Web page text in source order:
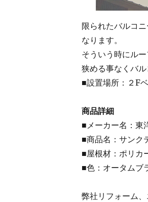
限られたバルコ
なります。
そういう時にル
狭める事なくバ
■設置場所：２F
商品詳細
■メーカー名：東
■商品名：サンク
■屋根材：ポリカ
■色：オータムブ
弊社リフォーム